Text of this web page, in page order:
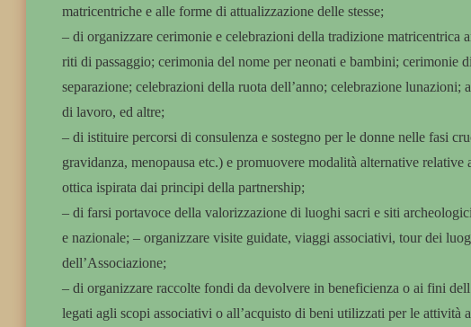
matricentriche e alle forme di attualizzazione delle stesse;
– di organizzare cerimonie e celebrazioni della tradizione matricentrica
riti di passaggio; cerimonia del nome per neonati e bambini; cerimonie
separazione; celebrazioni della ruota dell’anno; celebrazione lunazioni;
di lavoro, ed altre;
– di istituire percorsi di consulenza e sostegno per le donne nelle fasi
gravidanza, menopausa etc.) e promuovere modalità alternative
ottica ispirata dai principi della partnership;
– di farsi portavoce della valorizzazione di luoghi sacri e siti
e nazionale; – organizzare visite guidate, viaggi associativi, tour dei
dell’Associazione;
– di organizzare raccolte fondi da devolvere in beneficienza o ai fini
legati agli scopi associativi o all’acquisto di beni utilizzati per le attività